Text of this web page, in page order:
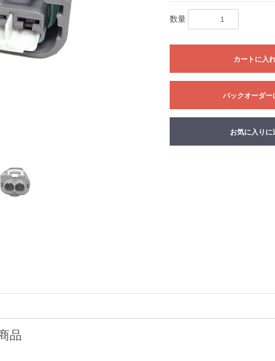
数量
カートに入
バックオーダー
お気に入りに
品